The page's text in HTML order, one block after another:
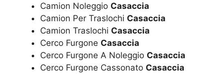
Camion Noleggio Casaccia
Camion Per Traslochi Casaccia
Camion Traslochi Casaccia
Cerco Furgone Casaccia
Cerco Furgone A Noleggio Casaccia
Cerco Furgone Cassonato Casaccia